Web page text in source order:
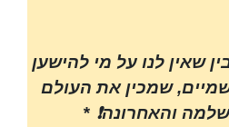
שאין לנו על מי להישען
שמכין את העולם
והאחרונה❗
*